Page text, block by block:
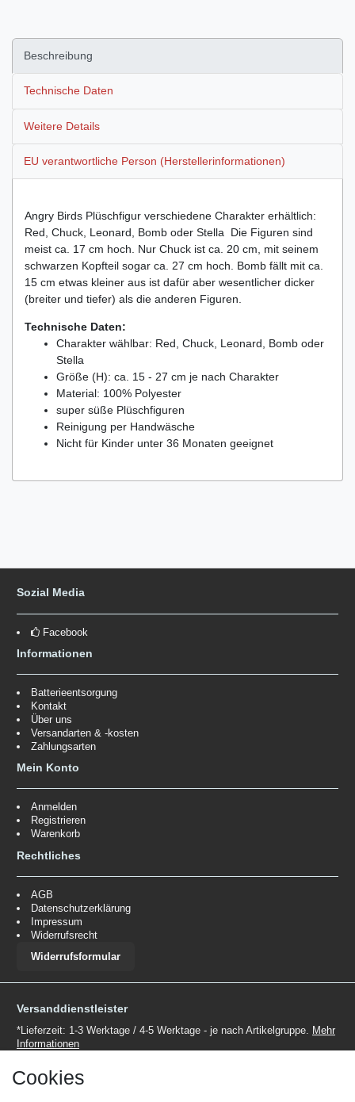
Beschreibung
Technische Daten
Weitere Details
EU verantwortliche Person (Herstellerinformationen)
Angry Birds Plüschfigur verschiedene Charakter erhältlich:
Red, Chuck, Leonard, Bomb oder Stella Die Figuren sind
meist ca. 17 cm hoch. Nur Chuck ist ca. 20 cm, mit seinem
schwarzen Kopfteil sogar ca. 27 cm hoch. Bomb fällt mit ca.
15 cm etwas kleiner aus ist dafür aber wesentlicher dicker
(breiter und tiefer) als die anderen Figuren.
Technische Daten:
Charakter wählbar: Red, Chuck, Leonard, Bomb oder
Stella
Größe (H): ca. 15 - 27 cm je nach Charakter
Material: 100% Polyester
super süße Plüschfiguren
Reinigung per Handwäsche
Nicht für Kinder unter 36 Monaten geeignet
Sozial Media
Facebook
Informationen
Batterieentsorgung
Kontakt
Über uns
Versandarten & -kosten
Zahlungsarten
Mein Konto
Anmelden
Registrieren
Warenkorb
Rechtliches
AGB
Datenschutzerklärung
Impressum
Widerrufsrecht
Widerrufsformular
Versanddienstleister
*Lieferzeit: 1-3 Werktage / 4-5 Werktage - je nach Artikelgruppe. Mehr
Informationen
Cookies